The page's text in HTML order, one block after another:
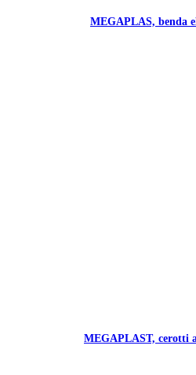
MEGAPLAS, benda
MEGAPLAST, cerotti